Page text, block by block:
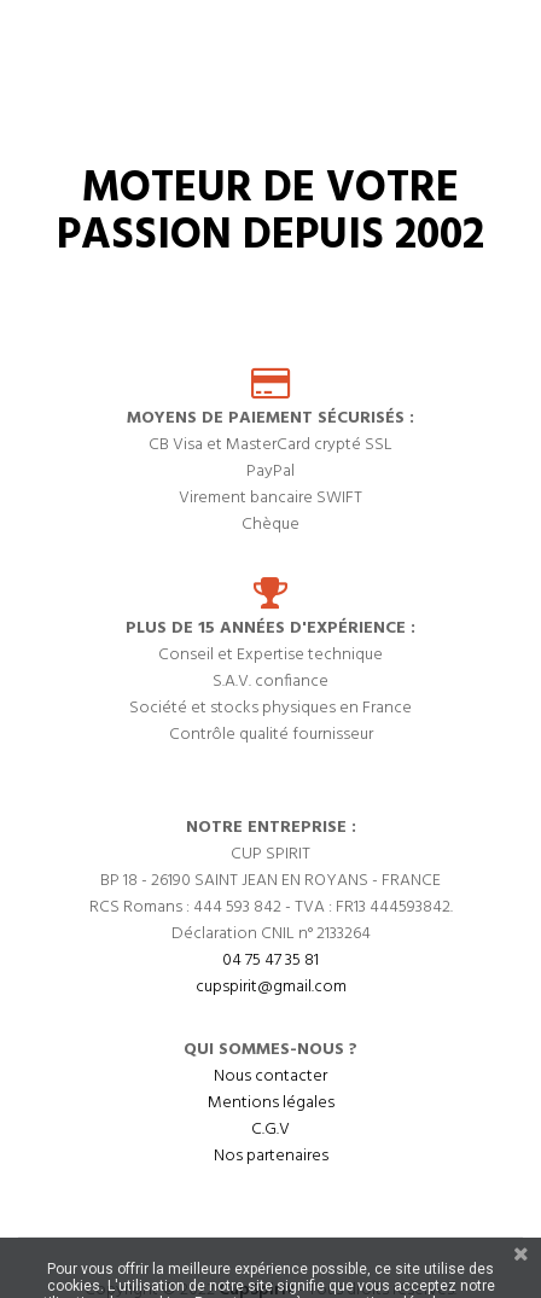
MOTEUR DE VOTRE
PASSION DEPUIS 2002
MOYENS DE PAIEMENT SÉCURISÉS :
CB Visa et MasterCard crypté SSL
PayPal
Virement bancaire SWIFT
Chèque
PLUS DE 15 ANNÉES D'EXPÉRIENCE :
Conseil et Expertise technique
S.A.V. confiance
Société et stocks physiques en France
Contrôle qualité fournisseur
NOTRE ENTREPRISE :
CUP SPIRIT
BP 18 - 26190 SAINT JEAN EN ROYANS - FRANCE
RCS Romans : 444 593 842 - TVA : FR13 444593842.
Déclaration CNIL n° 2133264
04 75 47 35 81
cupspirit@gmail.com
QUI SOMMES-NOUS ?
Nous contacter
Mentions légales
C.G.V
Nos partenaires
Copyright © 2022CupSpirit- Tous droits réservés.
Pour vous offrir la meilleure expérience possible, ce site utilise des
cookies. L'utilisation de notre site signifie que vous acceptez notre